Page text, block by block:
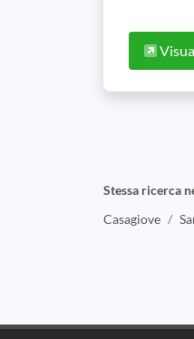
Stessa ricerca
Casagiove